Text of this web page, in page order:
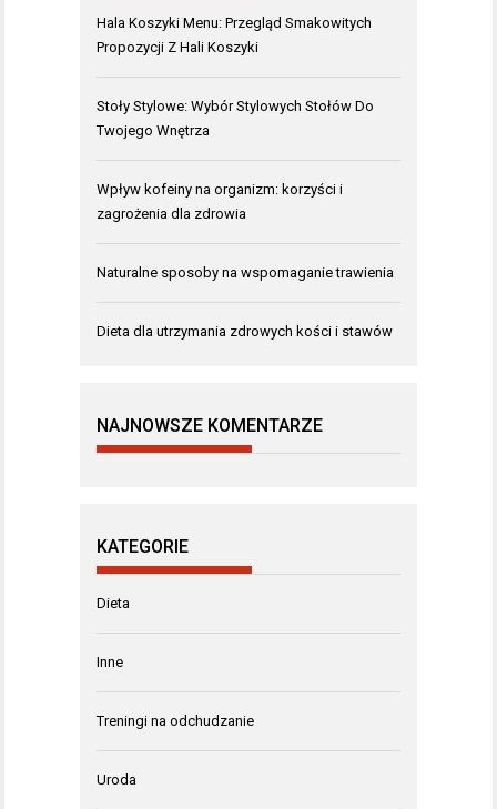
Hala Koszyki Menu: Przegląd Smakowitych
Propozycji Z Hali Koszyki
Stoły Stylowe: Wybór Stylowych Stołów Do
Twojego Wnętrza
Wpływ kofeiny na organizm: korzyści i
zagrożenia dla zdrowia
Naturalne sposoby na wspomaganie trawienia
Dieta dla utrzymania zdrowych kości i stawów
NAJNOWSZE KOMENTARZE
KATEGORIE
Dieta
Inne
Treningi na odchudzanie
Uroda